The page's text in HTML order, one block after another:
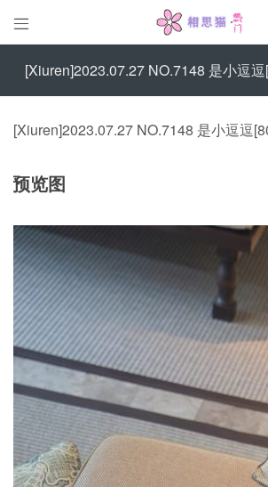

[Xiuren]2023.07.27 NO.7148 是小逗
[Xiuren]2023.07.27 NO.7148 是小逗逗
预览图